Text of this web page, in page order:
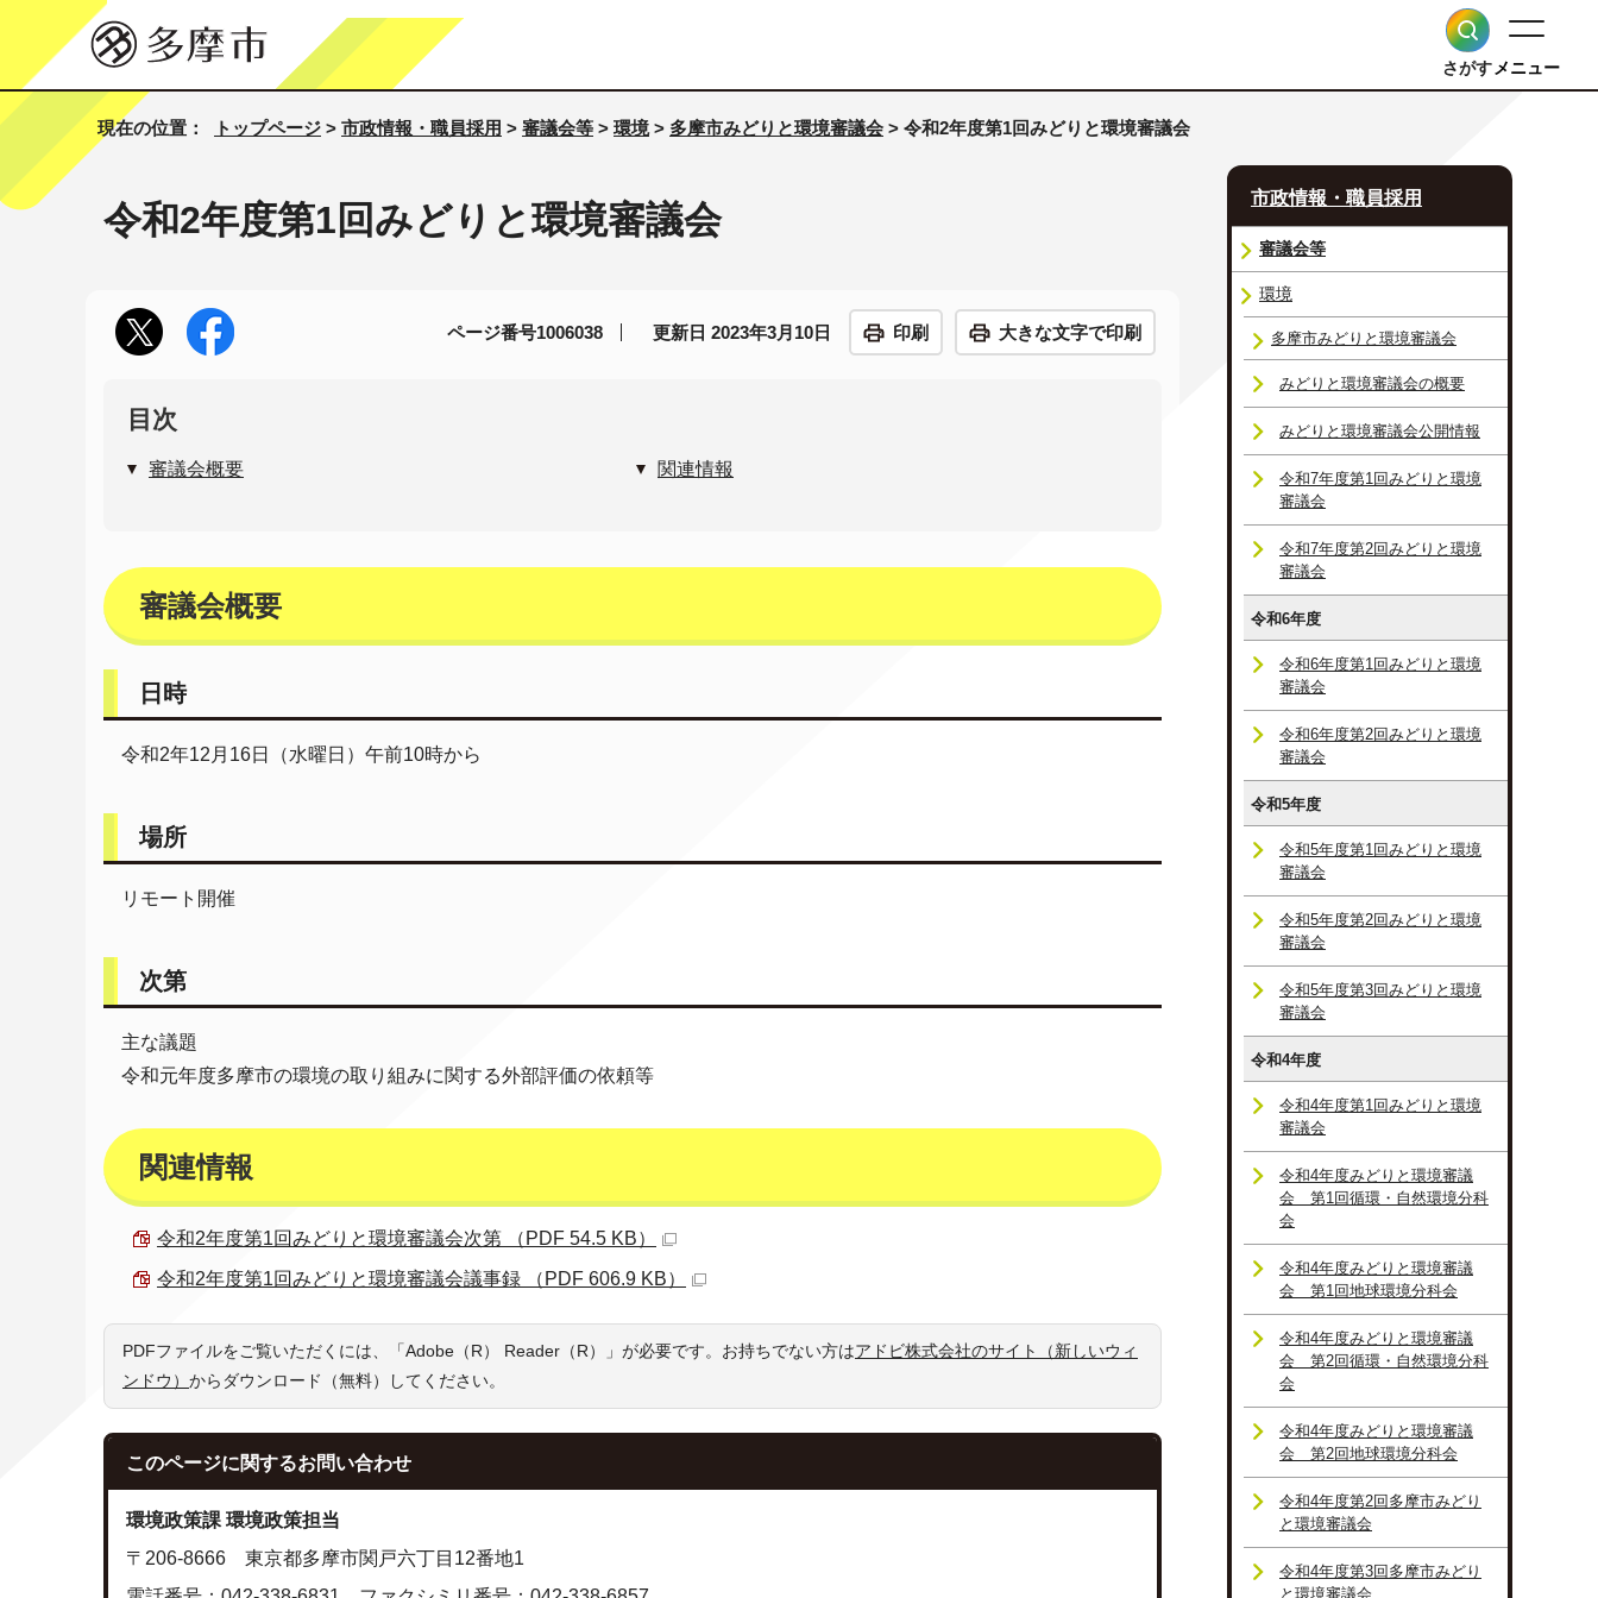
さがすメニュー
現在の位置： トップページ > 市政情報・職員採用 > 審議会等 > 環境> 多摩市みどりと環境審議会 > 令和2年度第1回みどりと環境審議会
令和2年度第1回みどりと環境審議会
ページ番号1006038 更新日 2023年3月10日 印刷 大きな文字で印刷
目次
審議会概要 関連情報
審議会概要
日時
令和2年12月16日（水曜日）午前10時から
場所
リモート開催
次第
主な議題
令和元年度多摩市の環境の取り組みに関する外部評価の依頼等
関連情報
令和2年度第1回みどりと環境審議会次第 （PDF 54.5 KB）
令和2年度第1回みどりと環境審議会議事録 （PDF 606.9 KB）
PDFファイルをご覧いただくには、「Adobe（R） Reader（R）」が必要です。お持ちでない方はアドビ株式会社のサイト（新しいウィ
ンドウ） からダウンロード（無料）してください。
このページに関するお問い合わせ
環境政策課 環境政策担当
〒206-8666 東京都多摩市関戸六丁目12番地1
市政情報・職員採用
審議会等
環境
多摩市みどりと環境審議会
みどりと環境審議会の概要
みどりと環境審議会公開情報
令和7年度第1回みどりと環境
審議会
令和7年度第2回みどりと環境
審議会
令和6年度
令和6年度第1回みどりと環境
審議会
令和6年度第2回みどりと環境
審議会
令和5年度
令和5年度第1回みどりと環境
審議会
令和5年度第2回みどりと環境
審議会
令和5年度第3回みどりと環境
審議会
令和4年度
令和4年度第1回みどりと環境
審議会
令和4年度みどりと環境審議
会 第1回循環・自然環境分科
会
令和4年度みどりと環境審議
会 第1回地球環境分科会
令和4年度みどりと環境審議
会 第2回循環・自然環境分科
会
令和4年度みどりと環境審議
会 第2回地球環境分科会
令和4年度第2回多摩市みどり
と環境審議会
令和4年度第3回多摩市みどり
と環境審議会